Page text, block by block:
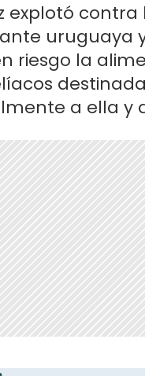
explotó contra
uruguaya
riesgo la
destinada
a ella y